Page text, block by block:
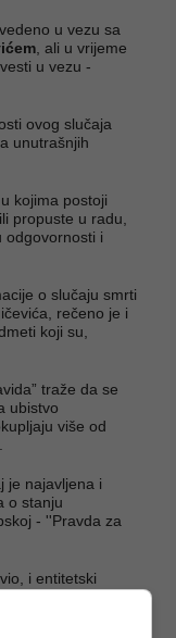
u vezu sa
, ali u vrijeme
u vezu -
ovog slučaja
unutrašnjih
kojima postoji
propuste u radu,
odgovornosti i
o slučaju smrti
rečeno je i
koji su,
traže da se
ubistvo
više od
je najavljena i
o stanju
- ''Pravda za
i entitetski